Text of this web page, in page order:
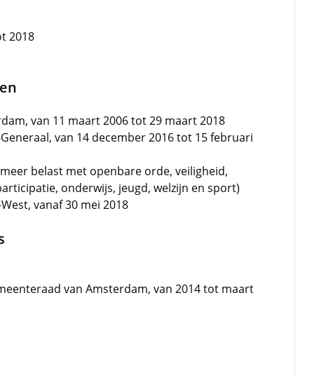
2018
van 11 maart 2006 tot 29 maart 2018
van 14 december 2016 tot 15 februari
belast met openbare orde, veiligheid,
onderwijs, jeugd, welzijn en sport)
vanaf 30 mei 2018
van Amsterdam, van 2014 tot maart